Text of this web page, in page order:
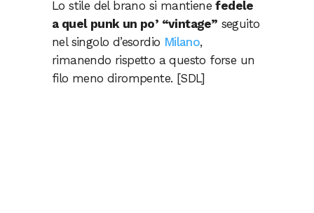
Lo stile del brano si mantienefedele
a quel punk un po’ “vintage” seguito
nel singolo d’esordio Milano,
rimanendo rispetto a questo forse un
filo meno dirompente. [SDL]